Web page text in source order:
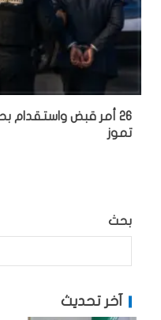
26 أمر قبض
تموز
بحث
آخر تحديث